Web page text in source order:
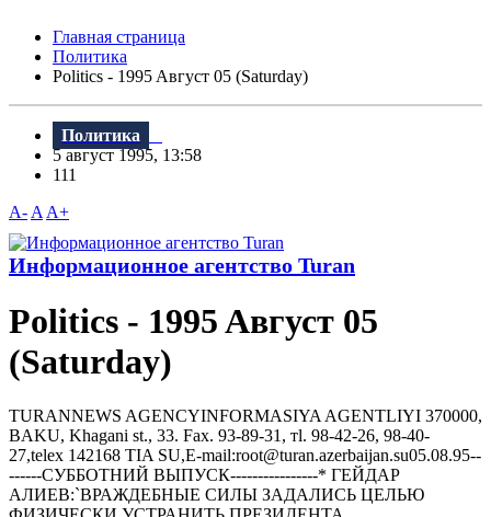
Главная страница
Политика
Politics - 1995 Aвгуст 05 (Saturday)
Политика
5 август 1995, 13:58
111
A- A A+
Информационное агентство Turan
Politics - 1995 Aвгуст 05
(Saturday)
TURANNEWS AGENCYINFORMASIYA AGENTLIYI 370000,
BAKU, Khagani st., 33. Fax. 93-89-31, тl. 98-42-26, 98-40-
27,telex 142168 TIA SU,E-mail:root@turan.azerbaijan.su05.08.95--
------СУББОТHИЙ ВЫПУСК----------------* ГЕЙДАР
АЛИЕВ:`ВРАЖДЕБНЫЕ СИЛЫ ЗАДАЛИСЬ ЦЕЛЬЮ